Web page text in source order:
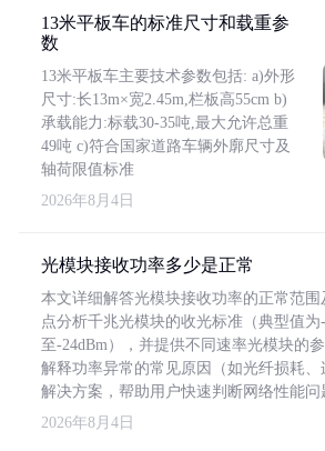
13米平板车的标准尺寸和载重参
数
13米平板车主要技术参数包括: a)外形
尺寸:长13m×宽2.45m,栏板高55cm b)
承载能力:标载30-35吨,最大允许总重
49吨 c)符合国家道路车辆外廓尺寸及
轴荷限值标准
2026年8月4日
光模块接收功率多少是正常
本文详细解答光模块接收功率的正常范
点分析千兆光模块的收光标准（典型值为
至-24dBm），并提供不同速率光模块的
解释功率异常的常见原因（如光纤损耗、
解决方案，帮助用户快速判断网络性能问
2026年8月4日